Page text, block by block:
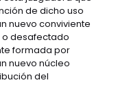
de dicho uso
nuevo conviviente
o desafectado
formada por
nuevo núcleo
del